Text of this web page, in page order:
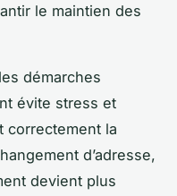
le maintien des
démarches
évite stress et
correctement la
d’adresse,
devient plus